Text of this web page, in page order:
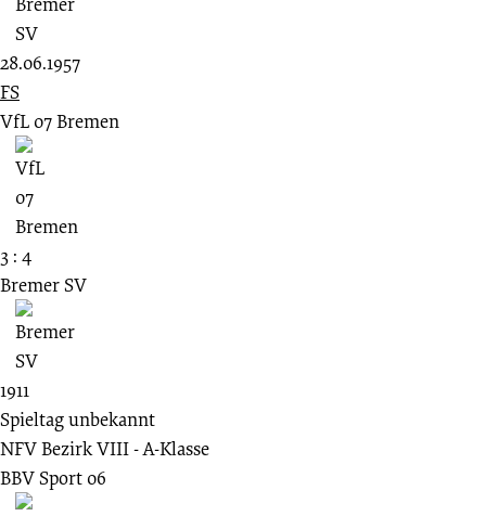
28.06.1957
FS
VfL 07 Bremen
3 : 4
Bremer SV
1911
Spieltag unbekannt
NFV Bezirk VIII - A-Klasse
BBV Sport 06